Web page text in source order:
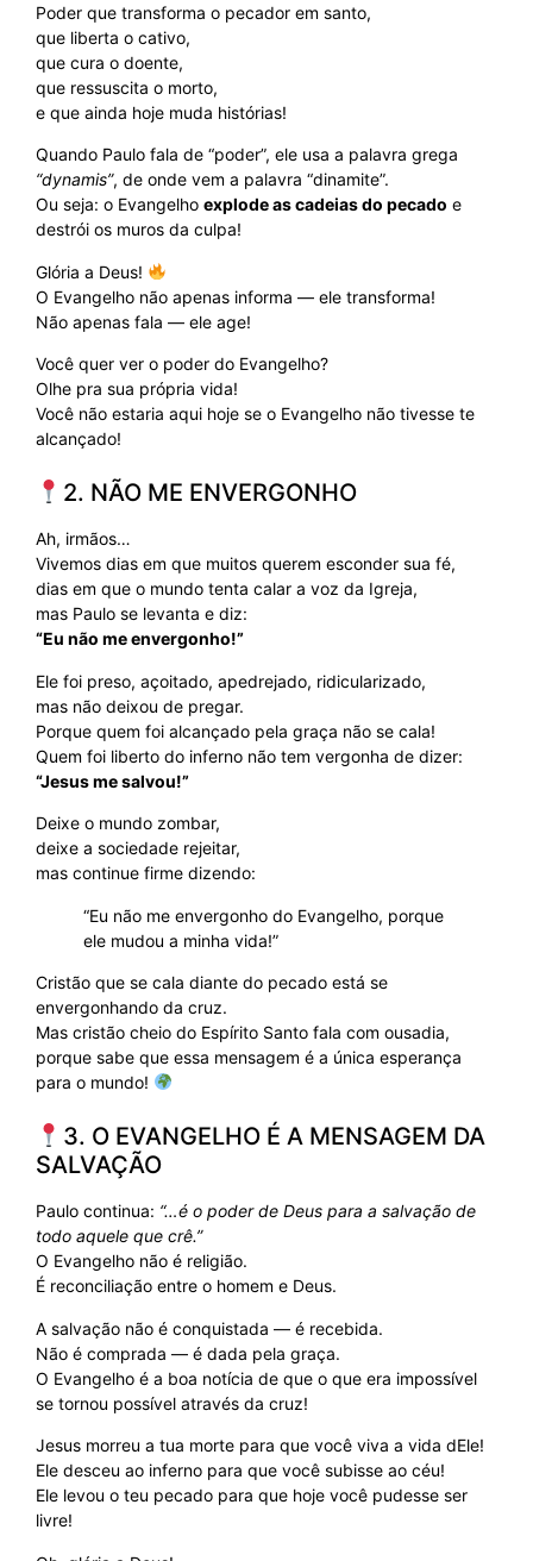
Poder que transforma o pecador em santo,
que liberta o cativo,
que cura o doente,
que ressuscita o morto,
e que ainda hoje muda histórias!
Quando Paulo fala de “poder”, ele usa a palavra grega
“dynamis”, de onde vem a palavra “dinamite”.
Ou seja: o Evangelho explode as cadeias do pecado e
destrói os muros da culpa!
Glória a Deus!
O Evangelho não apenas informa — ele transforma!
Não apenas fala — ele age!
Você quer ver o poder do Evangelho?
Olhe pra sua própria vida!
Você não estaria aqui hoje se o Evangelho não tivesse te
alcançado!
2. NÃO ME ENVERGONHO
Ah, irmãos…
Vivemos dias em que muitos querem esconder sua fé,
dias em que o mundo tenta calar a voz da Igreja,
mas Paulo se levanta e diz:
“Eu não me envergonho!”
Ele foi preso, açoitado, apedrejado, ridicularizado,
mas não deixou de pregar.
Porque quem foi alcançado pela graça não se cala!
Quem foi liberto do inferno não tem vergonha de dizer:
“Jesus me salvou!”
Deixe o mundo zombar,
deixe a sociedade rejeitar,
mas continue firme dizendo:
“Eu não me envergonho do Evangelho, porque
ele mudou a minha vida!”
Cristão que se cala diante do pecado está se
envergonhando da cruz.
Mas cristão cheio do Espírito Santo fala com ousadia,
porque sabe que essa mensagem é a única esperança
para o mundo!
3. O EVANGELHO É A MENSAGEM DA
SALVAÇÃO
Paulo continua: “…é o poder de Deus para a salvação de
todo aquele que crê.”
O Evangelho não é religião.
É reconciliação entre o homem e Deus.
A salvação não é conquistada — é recebida.
Não é comprada — é dada pela graça.
O Evangelho é a boa notícia de que o que era impossível
se tornou possível através da cruz!
Jesus morreu a tua morte para que você viva a vida dEle!
Ele desceu ao inferno para que você subisse ao céu!
Ele levou o teu pecado para que hoje você pudesse ser
livre!